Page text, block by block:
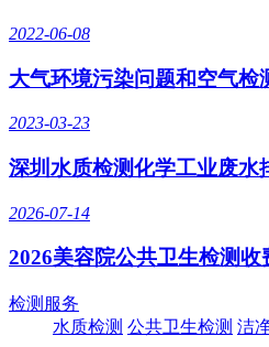
2022-06-08
大气环境污染问题和空气检
2023-03-23
深圳水质检测化学工业废水
2026-07-14
2026美容院公共卫生检测
检测服务
水质检测 公共卫生检测 洁